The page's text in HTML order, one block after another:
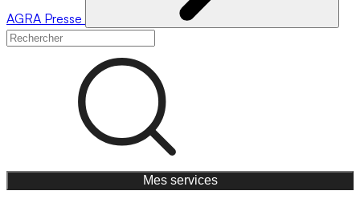
AGRA Presse
Mes services